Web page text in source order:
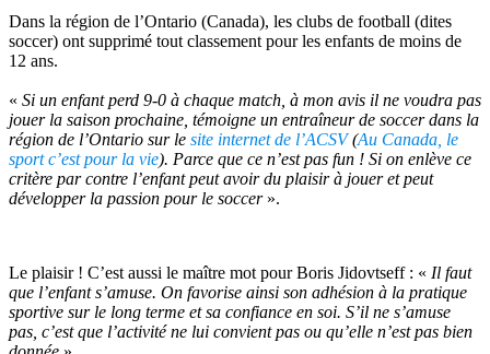
Dans la région de l’Ontario (Canada), les clubs de football (dites
soccer) ont supprimé tout classement pour les enfants de moins de
12 ans.
« Si un enfant perd 9-0 à chaque match, à mon avis il ne voudra pas
jouer la saison prochaine, témoigne un entraîneur de soccer dans la
région de l’Ontario sur le site internet de l’ACSV(Au Canada, le
sport c’est pour la vie). Parce que ce n’est pas fun ! Si on enlève ce
critère par contre l’enfant peut avoir du plaisir à jouer et peut
développer la passion pour le soccer ».
Le plaisir ! C’est aussi le maître mot pour Boris Jidovtseff : « Il faut
que l’enfant s’amuse. On favorise ainsi son adhésion à la pratique
sportive sur le long terme et sa confiance en soi. S’il ne s’amuse
pas, c’est que l’activité ne lui convient pas ou qu’elle n’est pas bien